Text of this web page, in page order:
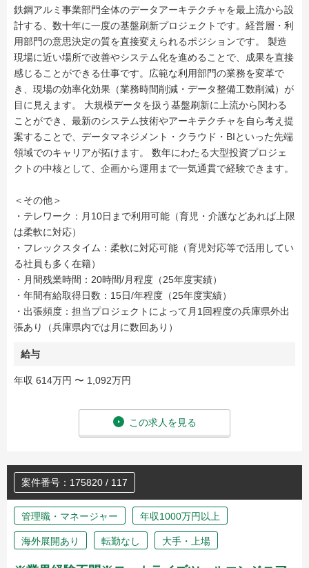
鉄鋼アルミ事業部門全体のデータアーキテクチャを最上流から設
計する、数十年に一度の基盤刷新プロジェクトです。経営層・利
用部門の意思決定の質を直接変えられるポジションです。 製造
現場に近い場所で改善やシステム化を進めることで、成果を直接
感じることができる仕事です。広範な利用部門の業務を変革で
き、現場の効率化効果（業務時間削減・データ整備工数削減）が
目に見えます。 大規模データを扱う基盤刷新に上流から関わる
ことができ、最新のシステム技術やアーキテクチャを自ら考え提
案することで、データマネジメント・クラウド・BIといった先端
領域でのキャリアが拓けます。 数年にわたる大型投資プロジェ
クトの中核として、企画から運用まで一気通貫で経験できます。
＜その他＞
・テレワーク：月10日まで利用可能（育児・介護などあれば上限
は柔軟に対応）
・フレックスタイム：柔軟に対応可能（育児対応等で活用してい
る社員も多く在籍）
・月間残業時間：20時間/月程度（25年度実績）
・年間有給取得日数：15日/年程度（25年度実績）
・出張頻度：担当プロジェクトによって月1回程度の兵庫県外出
張あり（兵庫県内では月に数回あり）
給与
年収 614万円 〜 1,092万円
この求人を見る
案件番号：175820 / 117
管理職・マネージャー 年収1000万円以上
海外展開あり 転勤なし 大手・上場